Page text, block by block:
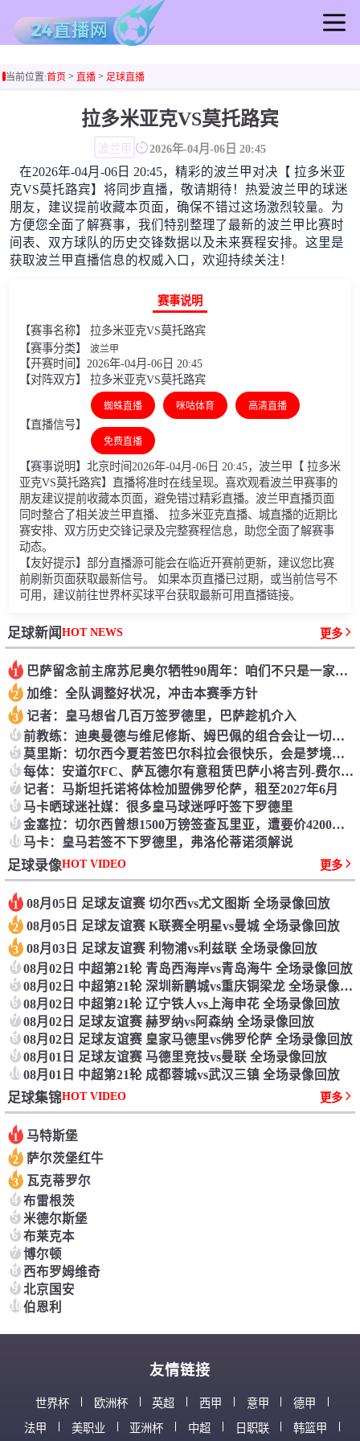
足球直播
足球集锦
篮球集锦
足球新闻
篮球新闻
当前位置:首页> 直播> 足球直播
拉多米亚克VS莫托路宾
波兰甲 2026年-04月-06日 20:45
在2026年-04月-06日 20:45，精彩的波兰甲对决【 拉多米亚
克VS莫托路宾】将同步直播，敬请期待！热爱波兰甲的球迷
朋友，建议提前收藏本页面，确保不错过这场激烈较量。为
方便您全面了解赛事，我们特别整理了最新的波兰甲比赛时
间表、双方球队的历史交锋数据以及未来赛程安排。这里是
获取波兰甲直播信息的权威入口，欢迎持续关注！
赛事说明
【赛事名称】 拉多米亚克VS莫托路宾
【赛事分类】 波兰甲
【开赛时间】2026年-04月-06日 20:45
【对阵双方】 拉多米亚克VS莫托路宾
【直播信号】
蜘蛛直播 咪咕体育 高清直播
免费直播
【赛事说明】北京时间2026年-04月-06日 20:45，波兰甲【 拉多米
亚克VS莫托路宾】直播将准时在线呈现。喜欢观看波兰甲赛事的
朋友建议提前收藏本页面，避免错过精彩直播。波兰甲直播页面
同时整合了相关波兰甲直播、 拉多米亚克直播、城直播的近期比
赛安排、双方历史交锋记录及完整赛程信息，助您全面了解赛事
动态。
【友好提示】部分直播源可能会在临近开赛前更新，建议您比赛
前刷新页面获取最新信号。 如果本页直播已过期，或当前信号不
可用，建议前往世界杯买球平台获取最新可用直播链接。
足球新闻HOT NEWS 更多
1 巴萨留念前主席苏尼奥尔牺牲90周年：咱们不只是一家沙龙
2 加维：全队调整好状况，冲击本赛季方针
3 记者：皇马想省几百万签罗德里，巴萨趁机介入
4 前教练：迪奥曼德与维尼修斯、姆巴佩的组合会让一切后卫胆寒
5 莫里斯：切尔西今夏若签巴尔科拉会很快乐，会是梦境引援
6 每体：安道尔FC、萨瓦德尔有意租赁巴萨小将吉列-费尔南德斯
7 记者：马斯坦托诺将体检加盟佛罗伦萨，租至2027年6月
8 马卡晒球迷社媒：很多皇马球迷呼吁签下罗德里
9 金塞拉：切尔西曾想1500万镑签查瓦里亚，遭要价4200万镑
10马卡：皇马若签不下罗德里，弗洛伦蒂诺须解说
足球录像HOT VIDEO 更多
1 08月05日 足球友谊赛 切尔西vs尤文图斯 全场录像回放
2 08月05日 足球友谊赛 K联赛全明星vs曼城 全场录像回放
3 08月03日 足球友谊赛 利物浦vs利兹联 全场录像回放
4 08月02日 中超第21轮 青岛西海岸vs青岛海牛 全场录像回放
5 08月02日 中超第21轮 深圳新鹏城vs重庆铜梁龙 全场录像回放
6 08月02日 中超第21轮 辽宁铁人vs上海申花 全场录像回放
7 08月02日 足球友谊赛 赫罗纳vs阿森纳 全场录像回放
8 08月02日 足球友谊赛 皇家马德里vs佛罗伦萨 全场录像回放
9 08月01日 足球友谊赛 马德里竞技vs曼联 全场录像回放
1008月01日 中超第21轮 成都蓉城vs武汉三镇 全场录像回放
足球集锦HOT VIDEO 更多
1 马特斯堡
2 萨尔茨堡红牛
3 瓦克蒂罗尔
4 布雷根茨
5 米德尔斯堡
6 布莱克本
7 博尔顿
8 西布罗姆维奇
9 北京国安
10伯恩利
友情链接
世界杯 欧洲杯 英超 西甲 意甲
德甲
法甲
美职业 亚洲杯 中超 日职联 韩篮甲